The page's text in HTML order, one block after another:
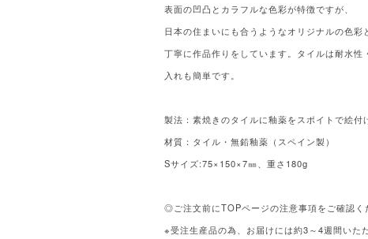
表面の凹凸とカラフルな色彩が特徴ですが、
日本の住まいにも合うようなオリジナルの色彩
丁寧に作品作りをしています。タイルは耐水性
入れも簡単です。
製法：素焼きのタイルに釉薬をスポイトで絵
材質：タイル・無鉛釉薬（スペイン製）
Sサイズ:75×150×7㎜、重さ180g
◎ご注文前にTOPページの注意事項をご確認く
※受注生産品の為、お届けには約3～4週間いた